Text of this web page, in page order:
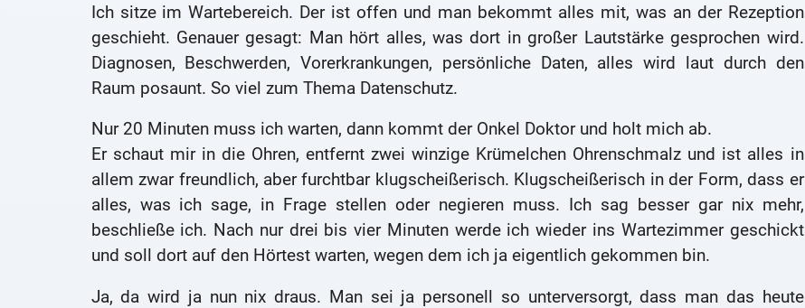
Ich sitze im Wartebereich. Der ist offen und man bekommt alles mit, was an der Rezeption
geschieht. Genauer gesagt: Man hört alles, was dort in großer Lautstärke gesprochen wird.
Diagnosen, Beschwerden, Vorerkrankungen, persönliche Daten, alles wird laut durch den
Raum posaunt. So viel zum Thema Datenschutz.
Nur 20 Minuten muss ich warten, dann kommt der Onkel Doktor und holt mich ab.
Er schaut mir in die Ohren, entfernt zwei winzige Krümelchen Ohrenschmalz und ist alles in
allem zwar freundlich, aber furchtbar klugscheißerisch. Klugscheißerisch in der Form, dass er
alles, was ich sage, in Frage stellen oder negieren muss. Ich sag besser gar nix mehr,
beschließe ich. Nach nur drei bis vier Minuten werde ich wieder ins Wartezimmer geschickt
und soll dort auf den Hörtest warten, wegen dem ich ja eigentlich gekommen bin.
Ja, da wird ja nun nix draus. Man sei ja personell so unterversorgt, dass man das heute